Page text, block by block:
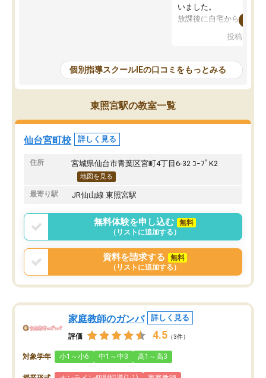
IEに通っていたおかげで学校のテスト
はほとんど100点以外は取らなかった
が、カリキュラムも指導内容もしっか
りしていたのにも関わらず私立中学受
験では結果を残せず非常に申し訳なか
った。
いました。
放課後に自宅から通える
整頓されていたことが
は、小学生に理解できる
時事的な例えを交えて説
ものだったから、受講後
ことで、今はやめてしま
オススメしたいです。
投稿日：
個別指導スクールIEの口コミをもっとみる
東照宮駅の教室一覧
仙台宮町校 詳しく見る
住所 宮城県仙台市青葉区宮町4丁目6-32 ｺｰﾌﾟK2
地図を見る
最寄り駅 JR仙山線 東照宮駅
無料体験を申し込む
無料
（リストに追加する）
資料を請求する
無料
（リストに追加する）
家庭教師のガンバ 詳しく見る
評価 4.5 （3件）
対象学年 小1～小6 中1～中3 高1～高3